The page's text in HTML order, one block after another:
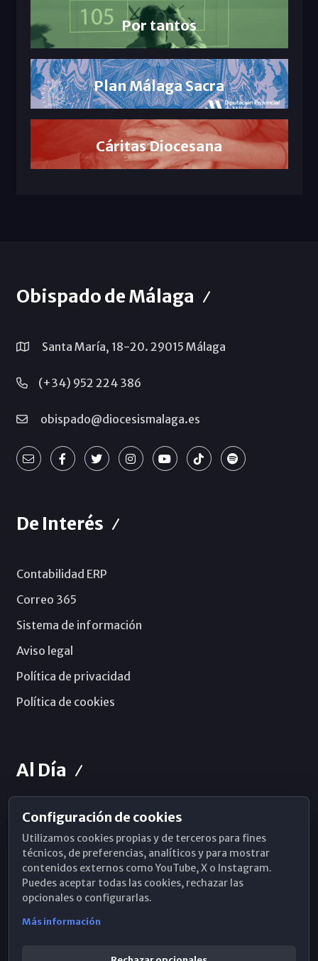
Por tantos
Plan Málaga Sacra
Cáritas Diocesana
Obispado de Málaga
Santa María, 18-20. 29015 Málaga
(+34) 952 224 386
obispado@diocesismalaga.es
De Interés
Contabilidad ERP
Correo 365
Sistema de información
Aviso legal
Política de privacidad
Política de cookies
Al Día
Horarios de Misa
Hemeroteca
WhatsApp
Configuración de cookies
Utilizamos cookies propias y de terceros para fines
técnicos, de preferencias, analíticos y para mostrar
contenidos externos como YouTube, X o Instagram.
Puedes aceptar todas las cookies, rechazar las
opcionales o configurarlas.
Más información